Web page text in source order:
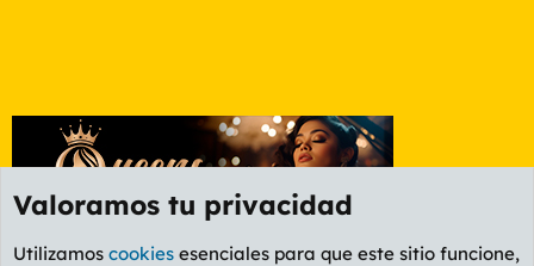
Valoramos tu privacidad
Utilizamos cookies esenciales para que este sitio funcione,